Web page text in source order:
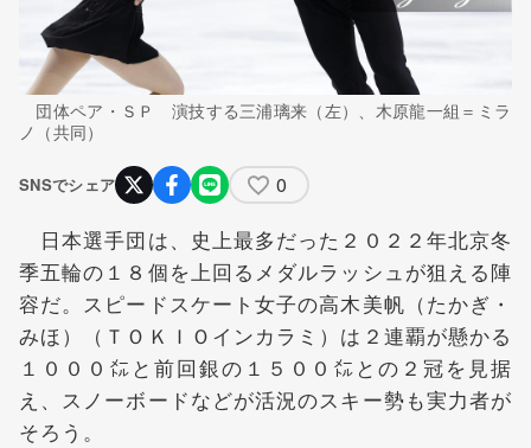
団体ペア・ＳＰ 演技する三浦璃来（左）、木原龍一組＝ミラ
ノ（共同）
SNSでシェア 0
日本選手団は、史上最多だった２０２２年北京冬
季五輪の１８個を上回るメダルラッシュが狙える陣
容だ。スピードスケート女子の高木美帆（たかぎ・
みほ）（ＴＯＫＩＯインカラミ）は２連覇が懸かる
１０００㍍と前回銀の１５００㍍との２冠を見据
え、スノーボードなどが活況のスキー勢も実力者が
そろう。